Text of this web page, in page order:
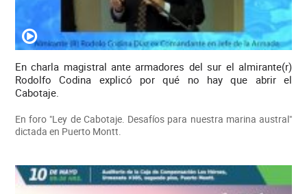
En charla magistral ante armadores del sur el almirante(r)
Rodolfo Codina explicó por qué no hay que abrir el
Cabotaje.
En foro "Ley de Cabotaje. Desafíos para nuestra marina austral"
dictada en Puerto Montt.